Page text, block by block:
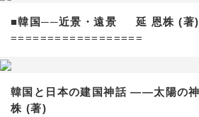
■韓国──近景・遠景 延 恩株 (著)
==================
韓国と日本の建国神話 ——太陽
株 (著)